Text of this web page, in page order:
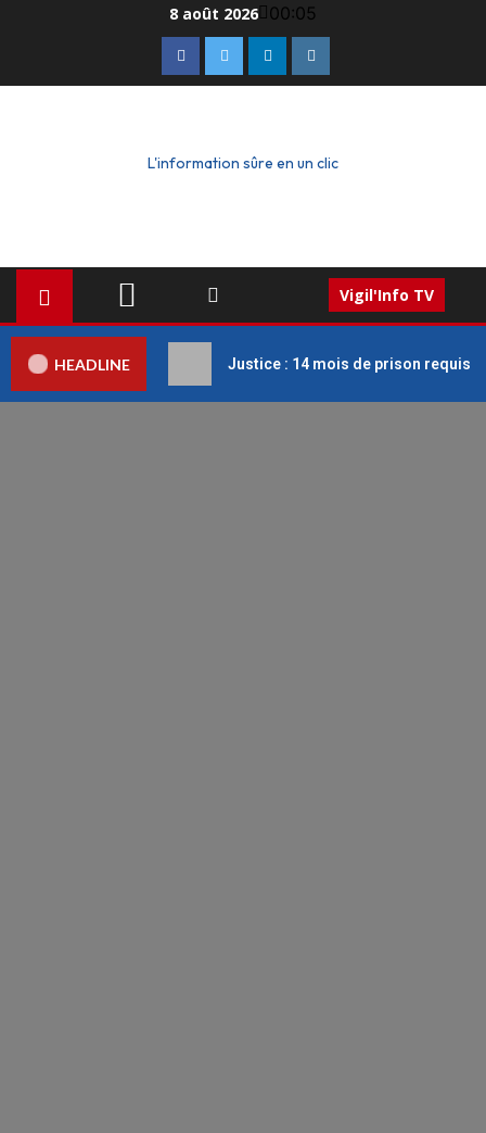
8 août 2026 00:05
L'information sûre en un clic
Vigil'Info TV
HEADLINE Justice : 14 mois de prison requis